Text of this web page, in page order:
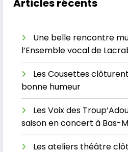
Une belle rencontre
l’Ensemble vocal de
Les Cousettes
bonne humeur
Les Voix des
saison en concert à Bas-
Les ateliers théâtre